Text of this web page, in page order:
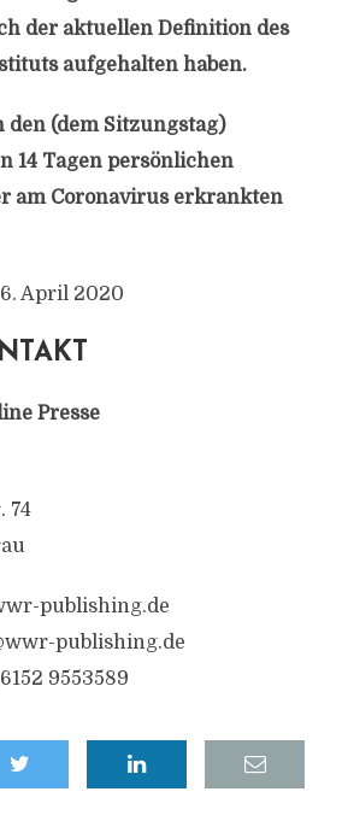
der aktuellen Definition des
aufgehalten haben.
den (dem Sitzungstag)
14 Tagen persönlichen
am Coronavirus erkrankten
April 2020
Presse
74
publishing.de
publishing.de
9553589